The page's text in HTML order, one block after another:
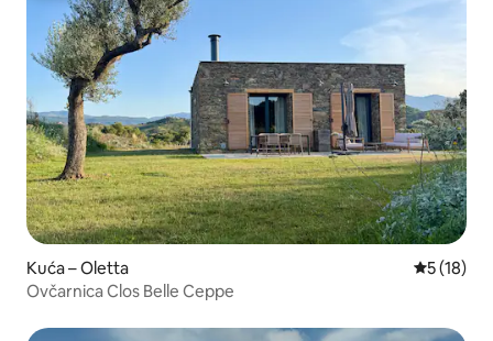
Kuća – Oletta Prosječna
5 (18)
Ovčarnica Clos Belle Ceppe